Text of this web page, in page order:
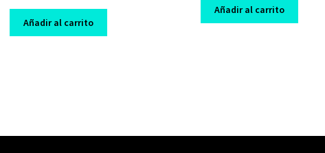
was:
$ 700,00.
is:
$ 8,00.
Añadir al carrito
was:
$ 49,00.
is:
$ 7,00.
Añadir al carrito